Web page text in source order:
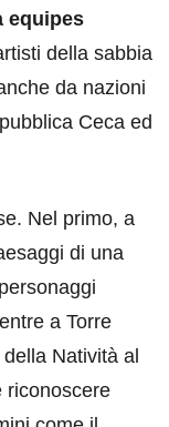
equipes
della sabbia
da nazioni
Ceca ed
Nel primo, a
di una
a Torre
Natività al
riconoscere